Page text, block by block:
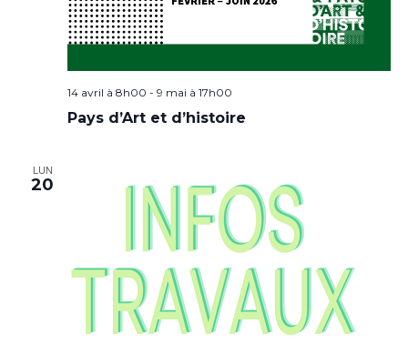
14 avril à 8h00 - 9 mai à 17h00
Pays d’Art et d’histoire
LUN
20